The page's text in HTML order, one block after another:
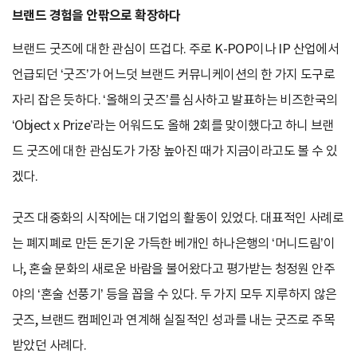
브랜드 경험을 안팎으로 확장하다
브랜드 굿즈에 대한 관심이 뜨겁다. 주로 K-POP이나 IP 산업에서
언급되던 ‘굿즈’가 어느덧 브랜드 커뮤니케이션의 한 가지 도구로
자리 잡은 듯하다. ‘올해의 굿즈’를 심사하고 발표하는 비즈한국의
‘Object x Prize’라는 어워드도 올해 2회를 맞이했다고 하니 브랜
드 굿즈에 대한 관심도가 가장 높아진 때가 지금이라고도 볼 수 있
겠다.
굿즈 대중화의 시작에는 대기업의 활동이 있었다. 대표적인 사례로
는 폐지폐로 만든 돈기운 가득한 베개인 하나은행의 ‘머니드림’이
나, 혼술 문화의 새로운 바람을 불어왔다고 평가받는 청정원 안주
야의 ‘혼술 선풍기’ 등을 꼽을 수 있다. 두 가지 모두 지루하지 않은
굿즈, 브랜드 캠페인과 연계해 실질적인 성과를 내는 굿즈로 주목
받았던 사례다.